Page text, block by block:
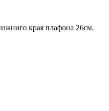
края плафона 26см.